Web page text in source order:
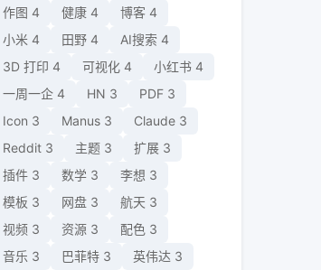
作图 4 健康 4 博客 4
小米 4 田野 4 AI搜索 4
3D 打印 4 可视化 4 小红书 4
一周一企 4 HN 3 PDF 3
Icon 3 Manus 3 Claude 3
Reddit 3 主题 3 扩展 3
插件 3 数学 3 李想 3
模板 3 网盘 3 航天 3
视频 3 资源 3 配色 3
音乐 3 巴菲特 3 英伟达 3